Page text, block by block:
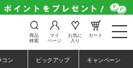
t
o
商品
検索
マイ
ページ
お気に
入り
カート
コン ピックアップ キャンペーン